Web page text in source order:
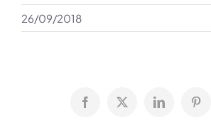
26/09/2018
Facebook
X LinkedIn